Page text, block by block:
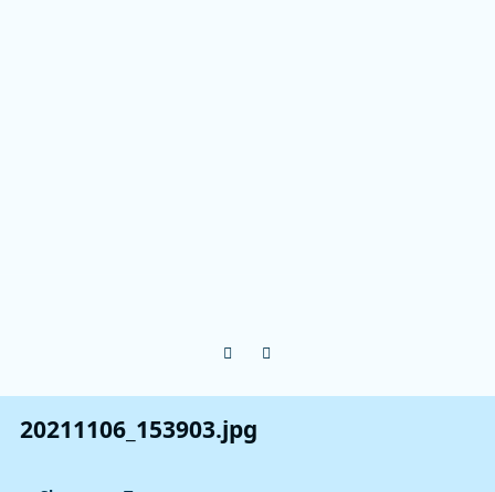
Previous carousel slide
Next carousel slide
20211106_153903.jpg